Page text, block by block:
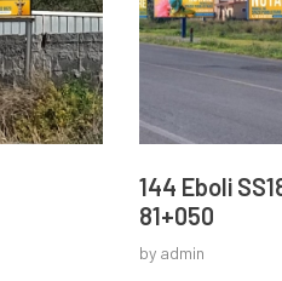
144 Eboli
81+050
by admin